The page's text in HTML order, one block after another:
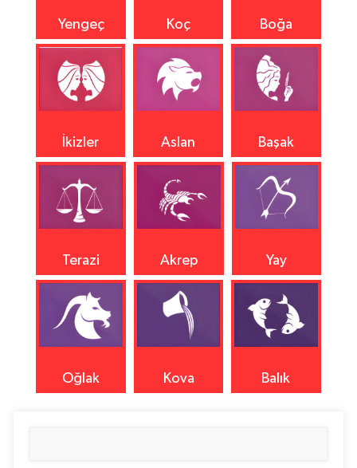
Yengeç Koç Boğa
İkizler Aslan Başak
Terazi Akrep Yay
Oğlak Kova Balık